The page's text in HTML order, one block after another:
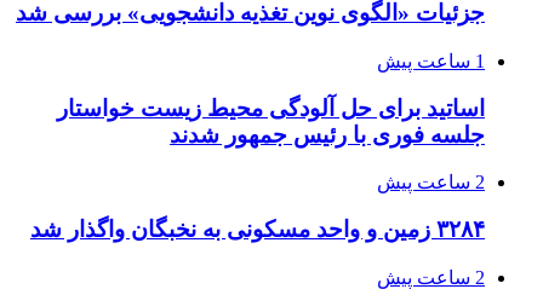
جزئیات «الگوی نوین تغذیه دانشجویی» بررسی شد
1 ساعت پیش
اساتید برای حل آلودگی محیط زیست خواستار
جلسه فوری با رئیس جمهور شدند
2 ساعت پیش
۳۲۸۴ زمین و واحد مسکونی به نخبگان واگذار شد
2 ساعت پیش